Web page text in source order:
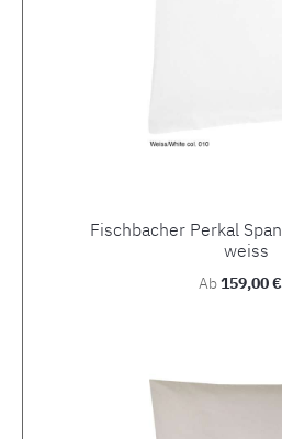
Fischbacher Perkal
weiss
Regulärer
Ab159,00